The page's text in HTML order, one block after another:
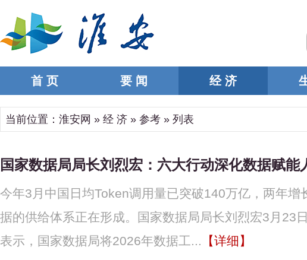
首 页 要 闻 经 济
当前位置： 淮安网 » 经 济 » 参考 » 列表
国家数据局局长刘烈宏：六大行动深化数据赋能
今年3月中国日均Token调用量已突破140万亿，两年
据的供给体系正在形成。国家数据局局长刘烈宏3月23
表示，国家数据局将2026年数据工... 【详细】